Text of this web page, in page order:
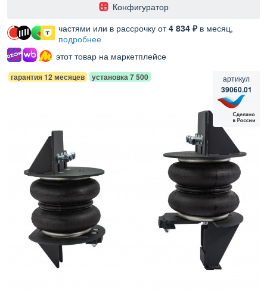
гарантия 12 месяцев установка 7 500 артикул
39060.01
частями или в рассрочку от4 834 ₽в месяц,
подробнее
этот товар на маркетплейсе
️Конфигуратор